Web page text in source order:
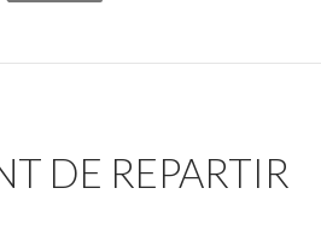
DE REPARTIR